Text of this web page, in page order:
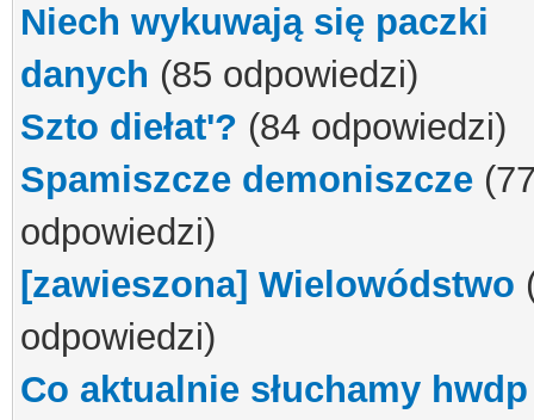
Niech wykuwają się paczki
danych (85 odpowiedzi)
Szto diełat'? (84 odpowiedzi)
Spamiszcze demoniszcze
odpowiedzi)
[zawieszona] Wielowódstwo
odpowiedzi)
Co aktualnie słuchamy hwdp